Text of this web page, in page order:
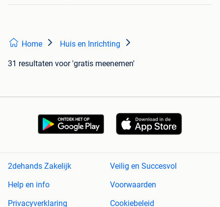
Home Huis en Inrichting
31 resultaten voor 'gratis meenemen'
2dehands Zakelijk
Veilig en Succesvol
Help en info
Voorwaarden
Privacyverklaring
Cookiebeleid